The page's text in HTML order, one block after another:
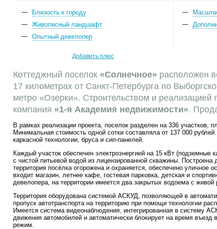
Близость к городу
Живописный ландшафт
Опытный девелопер
Добавить плюс
Коттеджный поселок «Солнечное» расположен
17 километрах от Санкт-Петербурга по
метро «Озерки». Строительством и реализацией
компания «1-я Академия недвижимости».
В рамках реализации проекта, поселок разделен на 336 участков,
Минимальная стоимость одной сотки составляла от 137 000
каркасной технологии, бруса и сип-панелей.
Каждый участок обеспечен электроэнергией на 15 кВт (подземные
с чистой питьевой водой из лицензированной скважины. Построена
территория посёлка огорожена и охраняется, обеспечено уличное
входит магазин, летнее кафе, гостевая парковка, детская и
девелопера, на территории имеется два закрытых водоема с живой
Территория оборудована системой АСКУД, позволяющей в
пропуск автотранспорта на территорию при помощи технологии
Имеется система видеонаблюдения, интегрированная в систему
движения автомобилей и автоматически блокирует на время
режим.